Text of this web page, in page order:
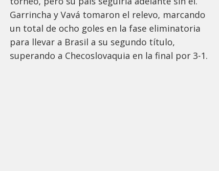
Garrincha y Vavá tomaron el relevo, marcando
un total de ocho goles en la fase eliminatoria
para llevar a Brasil a su segundo título,
superando a Checoslovaquia en la final por 3-1.